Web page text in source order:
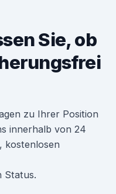
Sie, ob
zu Ihrer Position
innerhalb von 24
kostenlosen
Status.